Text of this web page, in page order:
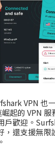
VPN 也
起的 VPN 服
戶歡迎。
，還支援無限